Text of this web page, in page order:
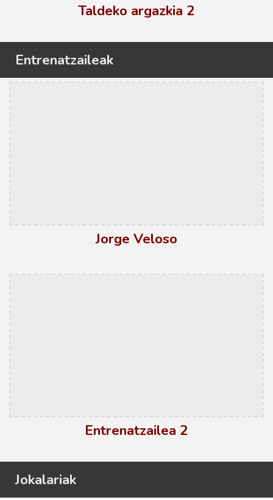
Taldeko argazkia 2
Entrenatzaileak
Jorge Veloso
Entrenatzailea 2
Jokalariak